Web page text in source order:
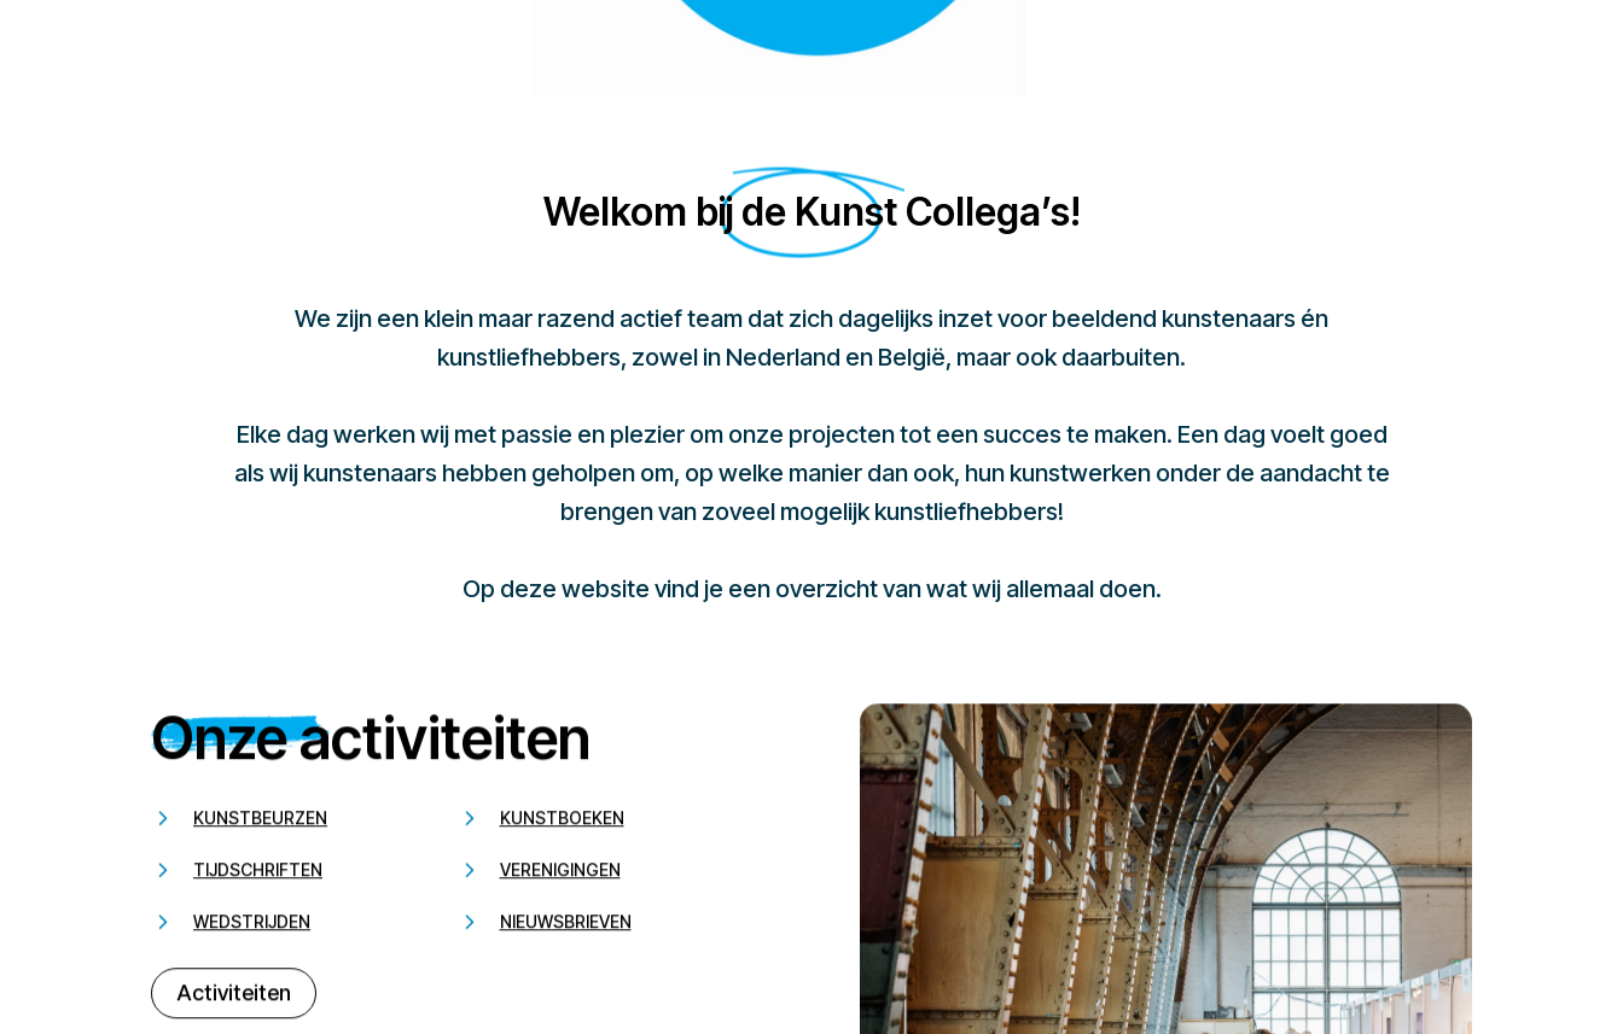
Welkom bij de Kunst Collega’s!
We zijn een klein maar razend actief team dat zich dagelijks inzet voor beeldend kunstenaars én
kunstliefhebbers, zowel in Nederland en België, maar ook daarbuiten.
Elke dag werken wij met passie en plezier om onze projecten tot een succes te maken. Een dag voelt goed
als wij kunstenaars hebben geholpen om, op welke manier dan ook, hun kunstwerken onder de aandacht te
brengen van zoveel mogelijk kunstliefhebbers!
Op deze website vind je een overzicht van wat wij allemaal doen.
Onze activiteiten
KUNSTBEURZEN KUNSTBOEKEN
TIJDSCHRIFTEN VERENIGINGEN
WEDSTRIJDEN NIEUWSBRIEVEN
Activiteiten